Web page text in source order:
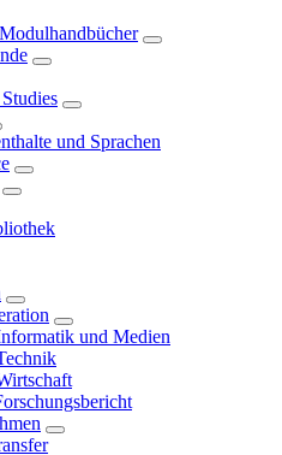
und Sprachen
und Medien